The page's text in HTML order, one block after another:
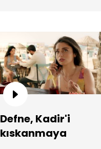
Defne, Kadir'i
kıskanmaya